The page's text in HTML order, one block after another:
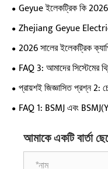
Geyue ইলেকট্রিক কি
Expo-এ আমাদের চিহ্ন তৈরি
জন্য পাওয়ার কোয়ালিটি
Zhejiang Geyue
2026 Yiwu Solar PV &
2026 সালের ইলেকট্রিক
SVG/APF এবং PV
FAQ 3: আমাদের সিস্টেমের
ক্ষতিপূরণ বা স্প্লিট-ফেজ
গৃহীত হয়, কিভাবে ক্ষমতা বরাদ্দ
প্রায়শই জিজ্ঞাসিত প্রশ্ন 2:
কোনও পার্থক্য নেই৷ সুতরাং,
FAQ 1: BSMJ এবং
আমাকে একটি বার্তা